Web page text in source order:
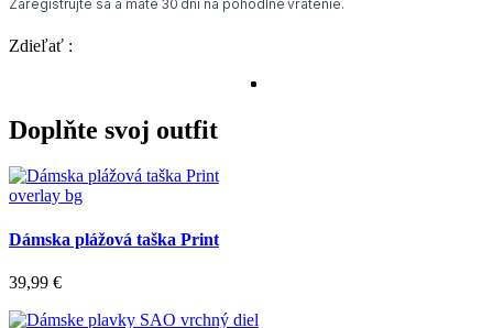
Zaregistrujte sa a máte 30 dní na pohodlné vrátenie.
Zdieľať :
Doplňte svoj outfit
overlay bg
Dámska plážová taška Print
39,99 €